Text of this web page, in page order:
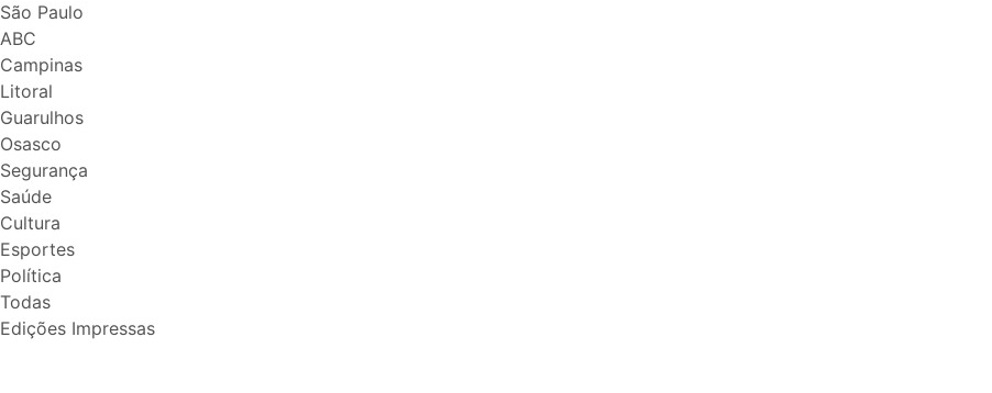
São Paulo
ABC
Campinas
Litoral
Guarulhos
Osasco
Segurança
Saúde
Cultura
Esportes
Política
Todas
Edições Impressas